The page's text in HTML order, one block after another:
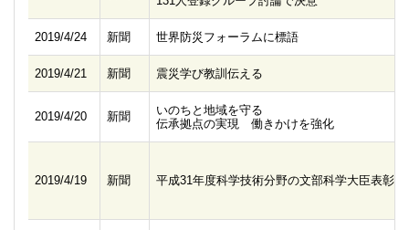
2019/4/24 新聞 世界防災フォーラムに標語
2019/4/21 新聞 震災学び教訓伝える
2019/4/20 新聞
いのちと地域を守る
伝承拠点の実現 働きかけを強化
2019/4/19 新聞 平成31年度科学技術分野の文部科学大臣表彰